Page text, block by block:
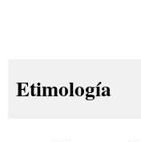
Etimología